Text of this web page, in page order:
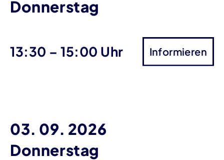
Donnerstag
13:30 – bis
15:00 Uhr Informieren
03. 09. 2026
Donnerstag